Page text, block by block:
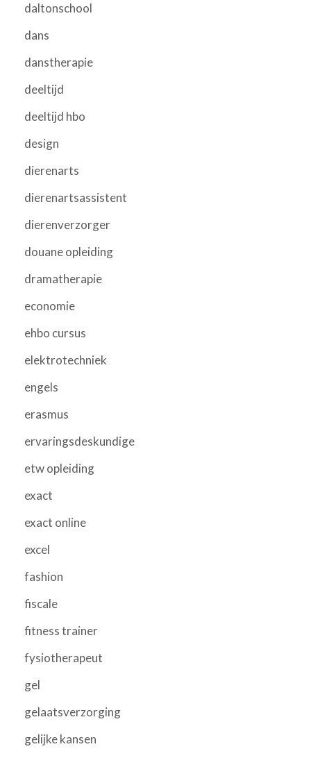
daltonschool
dans
danstherapie
deeltijd
deeltijd hbo
design
dierenarts
dierenartsassistent
dierenverzorger
douane opleiding
dramatherapie
economie
ehbo cursus
elektrotechniek
engels
erasmus
ervaringsdeskundige
etw opleiding
exact
exact online
excel
fashion
fiscale
fitness trainer
fysiotherapeut
gel
gelaatsverzorging
gelijke kansen